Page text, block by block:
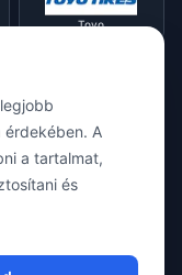
Toyo
Voyager
érdekében. A
a tartalmat,
és